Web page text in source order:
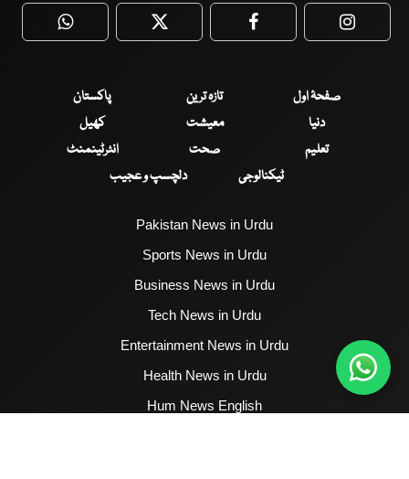
WhatsApp Twitter Facebook
صفحۂ اول تازہ ترین
پاکستان
دنیا
معیشت
کھیل
تعلیم
صحت
انٹرٹینمنٹ
ٹیکنالوجی
دلچسپ و عجیب
Pakistan News in Urdu
Sports News in Urdu
Business News in Urdu
Tech News in Urdu
Entertainment News in Urdu
Health News in Urdu
Hum News English